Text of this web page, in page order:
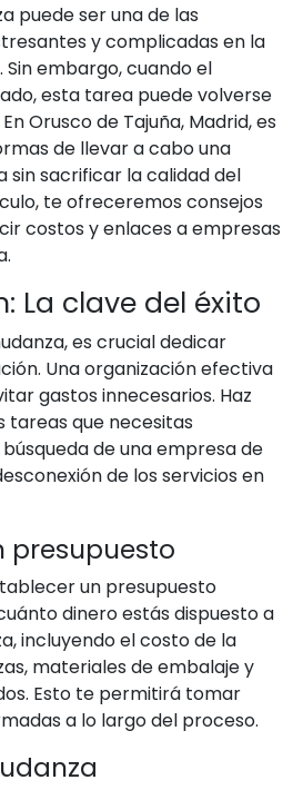
puede ser una de las
y complicadas en la
Sin embargo, cuando el
esta tarea puede volverse
Orusco de Tajuña, Madrid, es
de llevar a cabo una
sin sacrificar la calidad del
te ofreceremos consejos
costos y enlaces a empresas
La clave del éxito
es crucial dedicar
Una organización efectiva
gastos innecesarios. Haz
tareas que necesitas
de una empresa de
de los servicios en
presupuesto
un presupuesto
dinero estás dispuesto a
incluyendo el costo de la
materiales de embalaje y
Esto te permitirá tomar
a lo largo del proceso.